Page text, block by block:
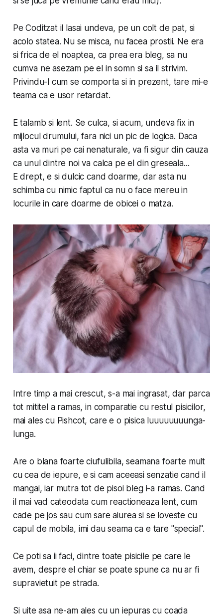
Pe Coditzat il lasai undeva, pe un colt de pat, si
acolo statea. Nu se misca, nu facea prostii. Ne era
si frica de el noaptea, ca prea era bleg, sa nu
cumva ne asezam pe el in somn si sa il strivim.
Privindu-l cum se comporta si in prezent, tare mi-e
teama ca e usor retardat.
E talamb si lent. Se culca, si acum, undeva fix in
mijlocul drumului, fara nici un pic de logica. Daca
asta va muri pe cai nenaturale, va fi sigur din cauza
ca unul dintre noi va calca pe el din greseala...
E drept, e si dulcic cand doarme, dar asta nu
schimba cu nimic faptul ca nu o face mereu in
locurile in care doarme de obicei o matza.
Intre timp a mai crescut, s-a mai ingrasat, dar parca
tot mititel a ramas, in comparatie cu restul pisicilor,
mai ales cu Pishcot, care e o pisica luuuuuuuunga-
lunga.
Are o blana foarte ciufulibila, seamana foarte mult
cu cea de iepure, e si cam aceeasi senzatie cand il
mangai, iar mutra tot de pisoi bleg i-a ramas. Cand
il mai vad cateodata cum reactioneaza lent, cum
cade pe jos sau cum sare aiurea si se loveste cu
capul de mobila, imi dau seama ca e tare "special".
Ce poti sa ii faci, dintre toate pisicile pe care le
avem, despre el chiar se poate spune ca nu ar fi
supravietuit pe strada.
Si uite asa ne-am ales cu un iepuras cu coada